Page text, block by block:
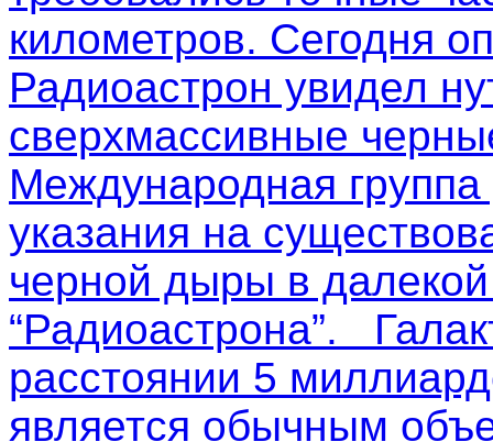
километров. Сегодня
Радиоастрон увидел
сверхмассивные
Международная
указания на
черной дыры в
“Радиоастрона”.
расстоянии 5
является обычным